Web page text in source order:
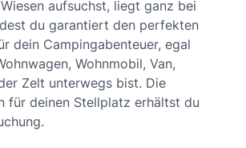
aufsuchst, liegt ganz bei
du garantiert den perfekten
dein Campingabenteuer, egal
Wohnmobil, Van,
Zelt unterwegs bist. Die
für deinen Stellplatz erhältst du